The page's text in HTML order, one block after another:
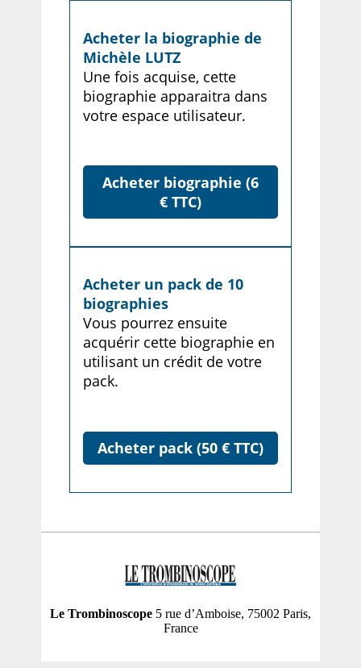
Acheter la biographie de
Michèle LUTZ
Une fois acquise, cette
biographie apparaitra dans
votre espace utilisateur.
Acheter biographie (6
€ TTC)
Acheter un pack de 10
biographies
Vous pourrez ensuite
acquérir cette biographie en
utilisant un crédit de votre
pack.
Acheter pack (50 € TTC)
Le Trombinoscope 5 rue d’Amboise, 75002 Paris,
France